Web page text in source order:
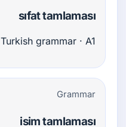
sıfat tamlaması
Turkish grammar · A1
Grammar
isim tamlaması